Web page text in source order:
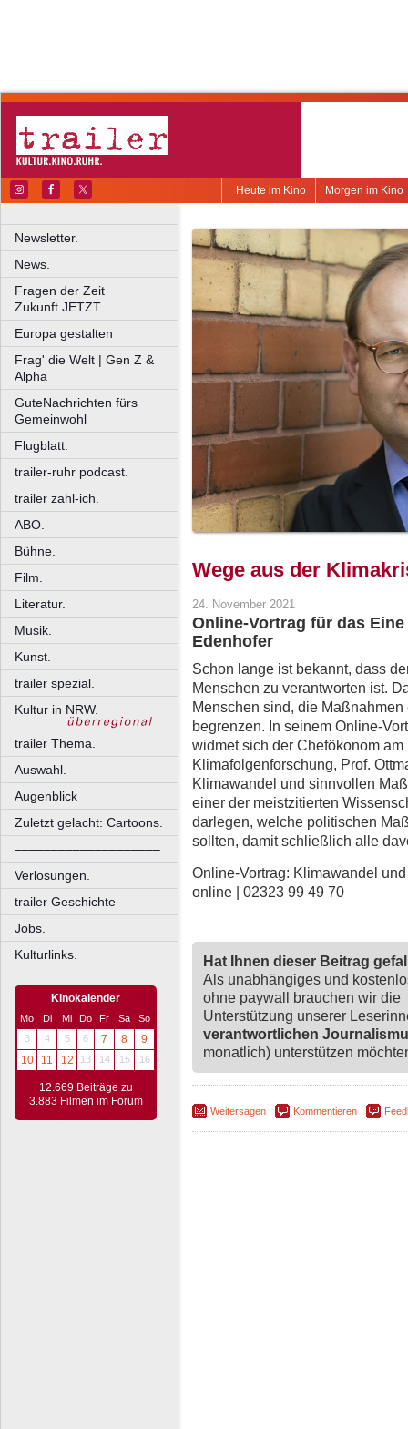
Morgen im Kino
Heute im Kino
Newsletter.
News.
Fragen der Zeit
Zukunft JETZT
Europa gestalten
Frag' die Welt | Gen Z &
Alpha
GuteNachrichten fürs
Gemeinwohl
Flugblatt.
trailer-ruhr podcast.
trailer zahl-ich.
ABO.
Bühne.
Film.
Literatur.
Musik.
Kunst.
trailer spezial.
Kultur in NRW.
trailer Thema.
Auswahl.
Augenblick
Zuletzt gelacht: Cartoons.
––––––––––––––––––––
Verlosungen.
trailer Geschichte
Jobs.
Kulturlinks.
Kinokalender
Mo Di Mi Do Fr Sa
So
3
4 5 6 7 8
9
10
11 12 13 14 15 16
12.669 Beiträge zu
3.883 Filmen im Forum
Wege aus der
24. November 2021
Online-Vortrag für das
Edenhofer
Schon lange ist bekannt, dass
Menschen zu verantworten ist.
Menschen sind, die
begrenzen. In seinem Online-
widmet sich der Chefökonom am
Klimafolgenforschung, Prof.
Klimawandel und sinnvollen
einer der meistzitierten
darlegen, welche politischen
sollten, damit schließlich alle
Online-Vortrag: Klimawandel
online | 02323 99 49 70
Hat Ihnen dieser Beitrag
Als unabhängiges und
ohne paywall brauchen wir die
Unterstützung unserer
verantwortlichen
monatlich) unterstützen
Weitersagen Kommentieren